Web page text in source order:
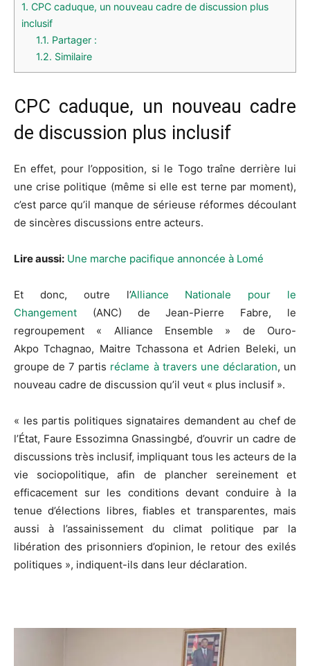
1. CPC caduque, un nouveau cadre de discussion plus
inclusif
1.1. Partager :
1.2. Similaire
CPC caduque, un nouveau cadre
de discussion plus inclusif
En effet, pour l’opposition, si le Togo traîne derrière lui
une crise politique (même si elle est terne par moment),
c’est parce qu’il manque de sérieuse réformes découlant
de sincères discussions entre acteurs.
Lire aussi: Une marche pacifique annoncée à Lomé
Et donc, outre l’Alliance Nationale pour le
Changement
(ANC) de Jean-Pierre Fabre, le
regroupement « Alliance Ensemble » de Ouro-
Akpo Tchagnao, Maitre Tchassonaet Adrien Beleki, un
groupe de 7 partis réclame à travers une déclaration, un
nouveau cadre de discussion qu’il veut « plus inclusif ».
« les partis politiques signataires demandent au chef de
l’État, Faure Essozimna Gnassingbé, d’ouvrir un cadre de
discussions très inclusif, impliquant tous les acteurs de la
vie sociopolitique, afin de plancher sereinement et
efficacement sur les conditions devant conduire à la
tenue d’élections libres, fiables et transparentes, mais
aussi à l’assainissement du climat politique par la
libération des prisonniers d’opinion, le retour des exilés
politiques », indiquent-ils dans leur déclaration.